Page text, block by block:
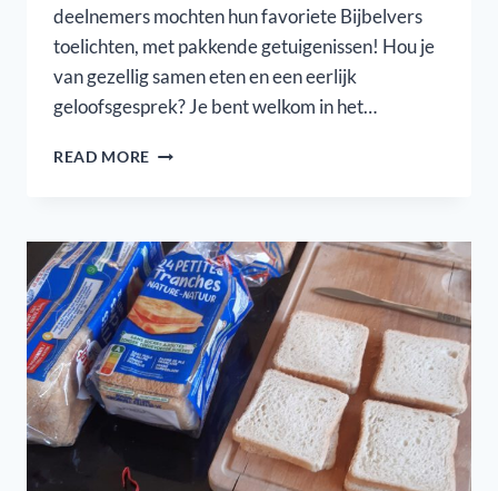
deelnemers mochten hun favoriete Bijbelvers
toelichten, met pakkende getuigenissen! Hou je
van gezellig samen eten en een eerlijk
geloofsgesprek? Je bent welkom in het…
READ MORE HOLY